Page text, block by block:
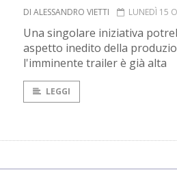
DI ALESSANDRO VIETTI LUNEDÌ 15
Una singolare iniziativa
aspetto inedito della
l'imminente trailer è già alta
LEGGI